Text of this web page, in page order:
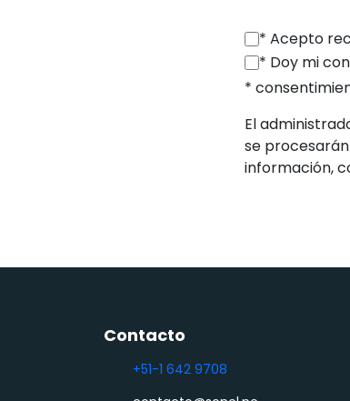
* Acepto recibir información
* Doy mi consentimiento para que
*
El
se
información,
Contacto
+51-1 642 9708